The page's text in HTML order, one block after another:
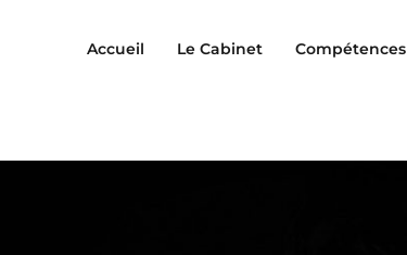
Accueil Le Cabinet Compétences